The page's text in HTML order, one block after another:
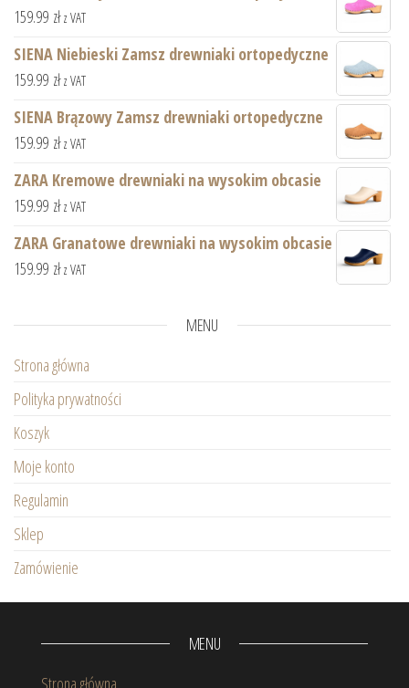
159.99 zł z VAT
SIENA Niebieski Zamsz drewniaki ortopedyczne
159.99 zł z VAT
SIENA Brązowy Zamsz drewniaki ortopedyczne
159.99 zł z VAT
ZARA Kremowe drewniaki na wysokim obcasie
159.99 zł z VAT
ZARA Granatowe drewniaki na wysokim obcasie
159.99 zł z VAT
MENU
Strona główna
Polityka prywatności
Koszyk
Moje konto
Regulamin
Sklep
Zamówienie
MENU